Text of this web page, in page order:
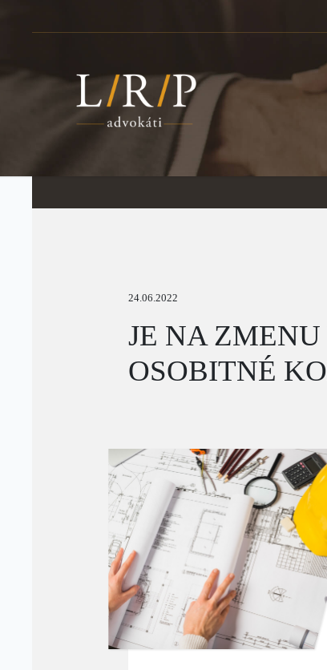
24.06.2022
JE NA
OSOBITNÉ